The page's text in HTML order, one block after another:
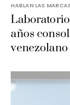
HABLAN LAS
años
venezolano